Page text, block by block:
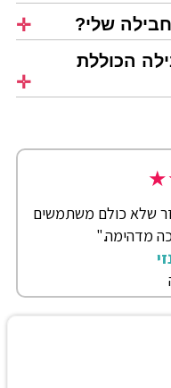
שלי?
הכוללת
★
שלא כולם משתמשים
מדהימה."